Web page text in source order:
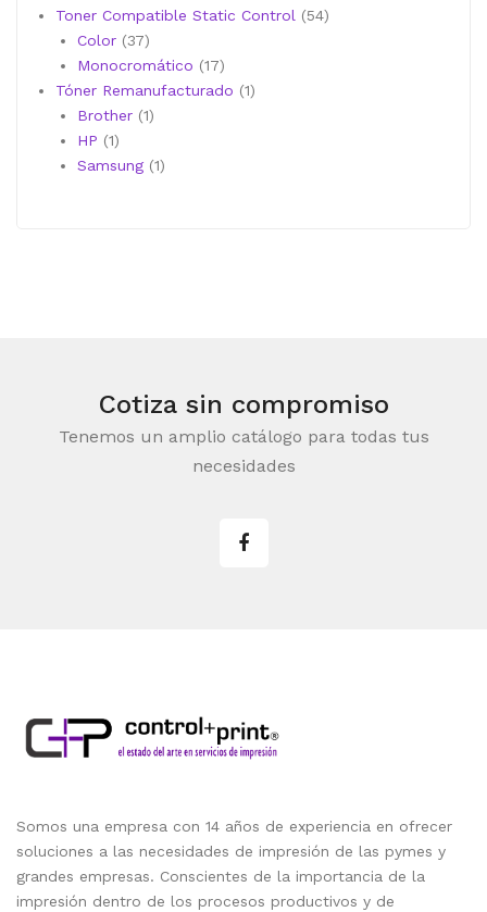
productos
Toner Compatible Static Control 5454
Color 3737
productos
Monocromático 1717
productos
Tóner Remanufacturado 11
Brother 11
HP 11
producto
Samsung 11
Cotiza sin compromiso
Tenemos un amplio catálogo para todas tus
necesidades
Somos una empresa con 14 años de experiencia en ofrecer
soluciones a las necesidades de impresión de las pymes y
grandes empresas. Conscientes de la importancia de la
impresión dentro de los procesos productivos y de